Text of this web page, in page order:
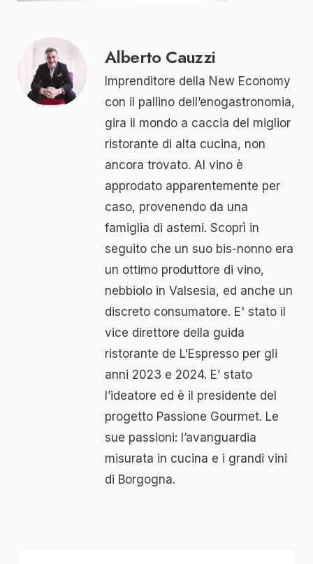
Alberto Cauzzi
Imprenditore della New Economy
con il pallino dell’enogastronomia,
gira il mondo a caccia del miglior
ristorante di alta cucina, non
ancora trovato. Al vino è
approdato apparentemente per
caso, provenendo da una
famiglia di astemi. Scoprì in
seguito che un suo bis-nonno era
un ottimo produttore di vino,
nebbiolo in Valsesia, ed anche un
discreto consumatore. E' stato il
vice direttore della guida
ristorante de L'Espresso per gli
anni 2023 e 2024. E’ stato
l’ideatore ed è il presidente del
progetto Passione Gourmet. Le
sue passioni: l’avanguardia
misurata in cucina e i grandi vini
di Borgogna.